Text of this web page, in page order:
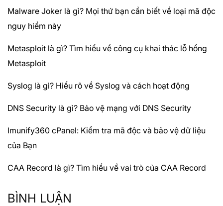
Malware Joker là gì? Mọi thứ bạn cần biết về loại mã độc
nguy hiểm này
Metasploit là gì? Tìm hiểu về công cụ khai thác lỗ hổng
Metasploit
Syslog là gì? Hiểu rõ về Syslog và cách hoạt động
DNS Security là gì? Bảo vệ mạng với DNS Security
Imunify360 cPanel: Kiểm tra mã độc và bảo vệ dữ liệu
của Bạn
CAA Record là gì? Tìm hiểu về vai trò của CAA Record
BÌNH LUẬN